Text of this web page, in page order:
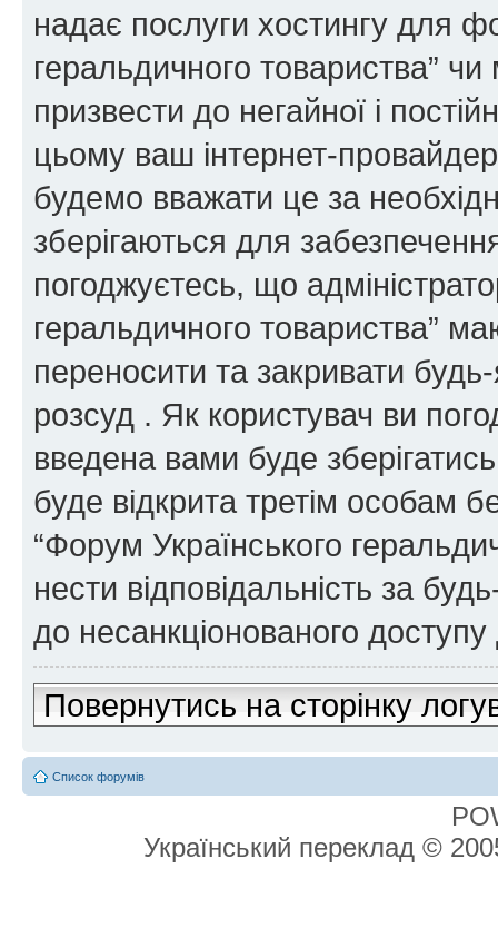
надає послуги хостингу для
геральдичного товариства”
призвести до негайної і
цьому ваш інтернет-
будемо вважати це за
зберігаються для
погоджуєтесь, що
геральдичного товариства”
переносити та закривати
розсуд . Як користувач ви
введена вами буде
буде відкрита третім особам
“Форум Українського
нести відповідальність за
до несанкціонованого доступу
Повернутись на сторінку
Список форумів
Український переклад ©